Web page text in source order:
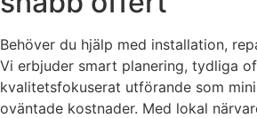
Behöver du hjälp med installation,
Vi erbjuder smart planering, tydliga
kvalitetsfokuserat utförande som
oväntade kostnader. Med lokal